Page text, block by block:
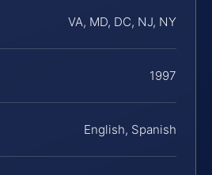
VA, MD, DC, NJ, NY
1997
English, Spanish